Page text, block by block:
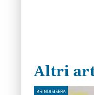
Altri
BRINDISISERA